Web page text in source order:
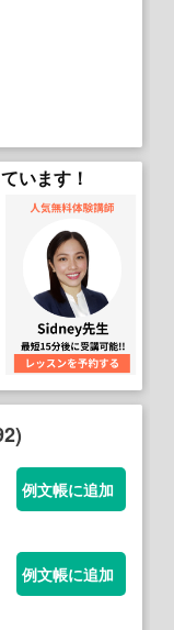
います！
例文帳に追加
例文帳に追加